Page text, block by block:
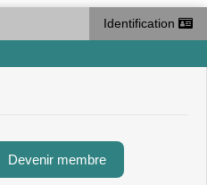
Identification
Devenir membre